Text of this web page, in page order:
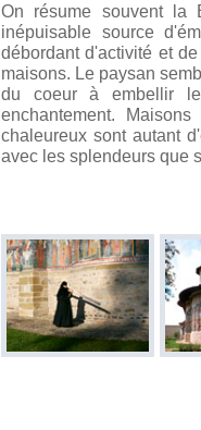
On résume souvent la
inépuisable source
débordant d'activité et
maisons. Le paysan
du coeur à embellir
enchantement.
chaleureux sont autant
avec les splendeurs que